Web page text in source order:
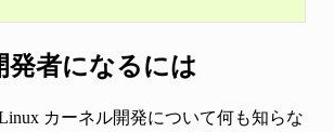
発者になるには
カーネル開発について何も知らな